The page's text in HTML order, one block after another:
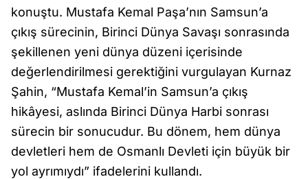
konuştu. Mustafa Kemal Paşa’nın Samsun’a
çıkış sürecinin, Birinci Dünya Savaşı sonrasında
şekillenen yeni dünya düzeni içerisinde
değerlendirilmesi gerektiğini vurgulayan Kurnaz
Şahin, “Mustafa Kemal’in Samsun’a çıkış
hikâyesi, aslında Birinci Dünya Harbi sonrası
sürecin bir sonucudur. Bu dönem, hem dünya
devletleri hem de Osmanlı Devleti için büyük bir
yol ayrımıydı” ifadelerini kullandı.